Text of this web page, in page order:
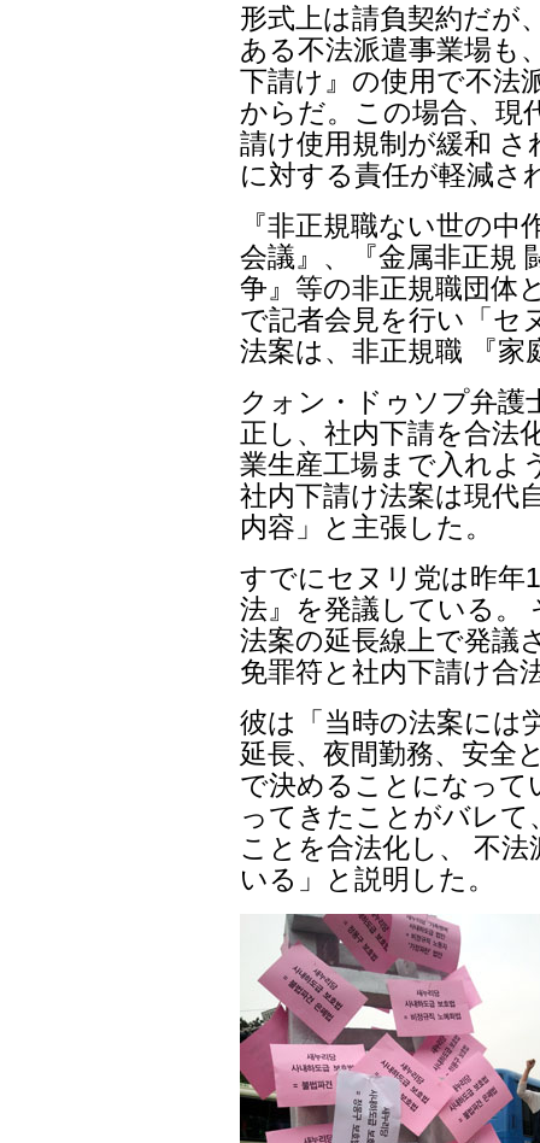
形式上は請負契約だが
ある不法派遣事業場も
下請け』の使用で不法
からだ。この場合、現
請け使用規制が緩和
に対する責任が軽減さ
『非正規職ない世の
会議』、『金属非正規
争』等の非正規職団体
で記者会見を行い「セ
法案は、非正規職 『家
クォン・ドゥソプ弁護
正し、社内下請を合法
業生産工場まで入れよ
社内下請け法案は現代
内容」と主張した。
すでにセヌリ党は昨年
法』を発議している。
法案の延長線上で発議
免罪符と社内下請け合
彼は「当時の法案には
延長、夜間勤務、安全
で決めることになって
ってきたことがバレて
ことを合法化し、 不
いる」と説明した。